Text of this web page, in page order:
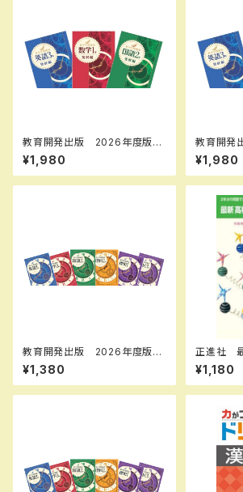
教育開発出版 2026年度版
新中学問題集 数学 中1～3
発展編 各学年（選択くださ
い） 新品完全セット
¥1,980
教育開
新中学問
発展編
い） 新品
¥1,980
教育開発出版 2026年度版
新中学問題集 地理・歴史 標
準編 各学年（選択ください）
新品完全セット
¥1,380
正進社
集 理科
新品完全
-10：
¥1,180